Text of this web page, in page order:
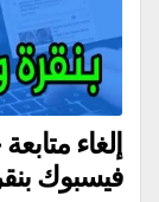
إلغاء
فيسبوك